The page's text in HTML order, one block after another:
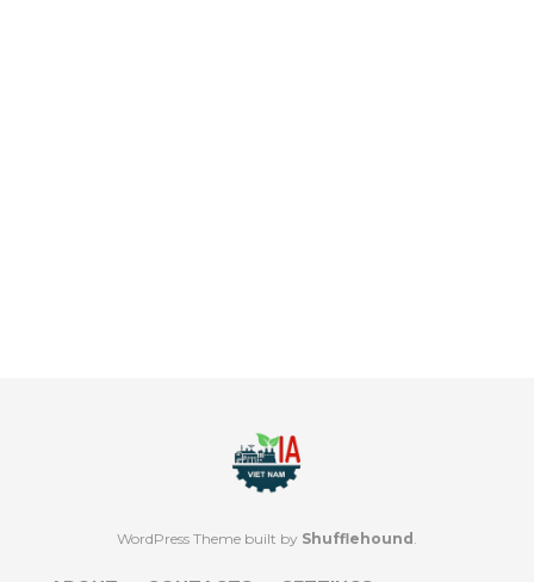
WordPress Theme built by Shufflehound